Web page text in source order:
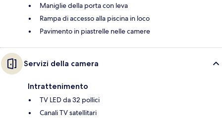
Maniglie della porta con leva
Rampa di accesso alla piscina in loco
Pavimento in piastrelle nelle camere
Servizi della camera
Intrattenimento
TV LED da 32 pollici
Canali TV satellitari